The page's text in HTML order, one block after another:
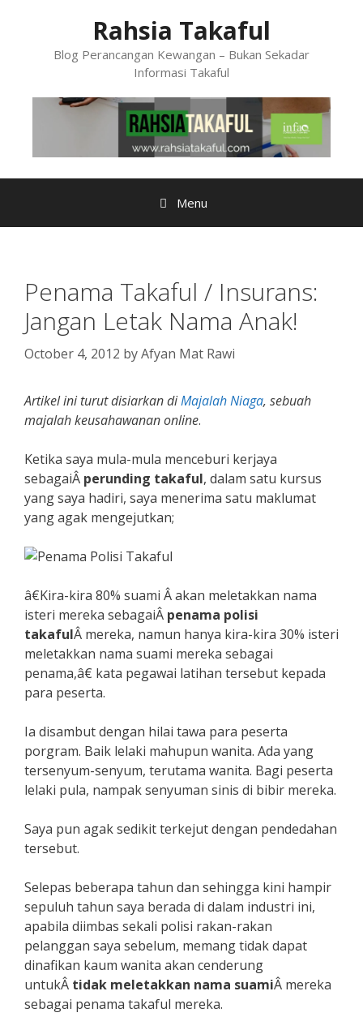
Rahsia Takaful
Blog Perancangan Kewangan – Bukan Sekadar
Informasi Takaful
Menu
Penama Takaful / Insurans:
Jangan Letak Nama Anak!
October 4, 2012 byAfyan Mat Rawi
Artikel ini turut disiarkan diMajalah Niaga, sebuah
majalah keusahawanan online.
Ketika saya mula-mula menceburi kerjaya
sebagaiÂ perunding takaful, dalam satu kursus
yang saya hadiri, saya menerima satu maklumat
yang agak mengejutkan;
â€Kira-kira 80% suami Â akan meletakkan nama
isteri mereka sebagaiÂ penama polisi
takafulÂ mereka, namun hanya kira-kira 30% isteri
meletakkan nama suami mereka sebagai
penama,â€ kata pegawai latihan tersebut kepada
para peserta.
Ia disambut dengan hilai tawa para peserta
porgram. Baik lelaki mahupun wanita. Ada yang
tersenyum-senyum, terutama wanita. Bagi peserta
lelaki pula, nampak senyuman sinis di bibir mereka.
Saya pun agak sedikit terkejut dengan pendedahan
tersebut.
Selepas beberapa tahun dan sehingga kini hampir
sepuluh tahun saya berada di dalam industri ini,
apabila diimbas sekali polisi rakan-rakan
pelanggan saya sebelum, memang tidak dapat
dinafikan kaum wanita akan cenderung
untukÂ tidak meletakkan nama suamiÂ mereka
sebagai penama takaful mereka.